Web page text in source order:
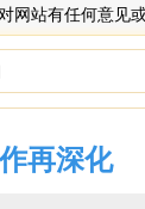
站有任何意见
再深化